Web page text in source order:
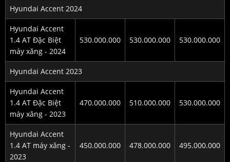
Hyundai Accent 2024
Hyundai Accent
1.4 AT Đặc Biệt
máy xăng - 2024
530.000.000 530.000.000 530.000.000
Hyundai Accent 2023
Hyundai Accent
1.4 AT Đặc Biệt
máy xăng - 2023
470.000.000 510.000.000 530.000.000
Hyundai Accent
1.4 AT máy xăng -
2023
450.000.000 478.000.000 495.000.000